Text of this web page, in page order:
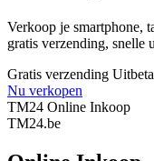
Verkoop je smartphone,
gratis verzending, snelle
Gratis verzending
Nu verkopen
TM24 Online Inkoop
TM24.be